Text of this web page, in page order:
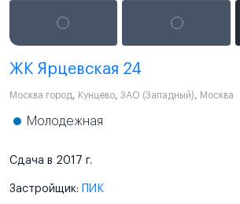
ЖК Ярцевская 24
Москва город, Кунцево, ЗАО (Западный), Москва
Молодежная
Сдача в 2017 г.
Застройщик: ПИК